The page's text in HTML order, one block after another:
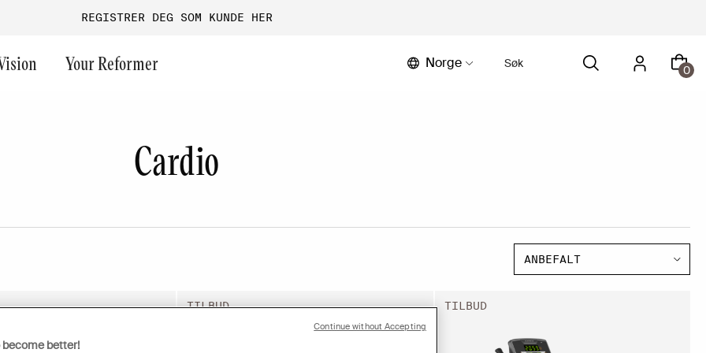
REGISTRER DEG SOM KUNDE HER
Norge 0
Funksjonell trening
Aura
Medical
Your Reformer
Cardio
TILBUD TILBUD
become better!
Continue without Accepting